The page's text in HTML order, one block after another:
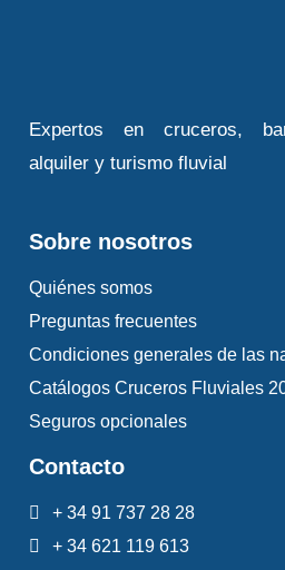
Expertos en cruceros,
alquiler y turismo fluvial
Sobre nosotros
Quiénes somos
Preguntas frecuentes
Condiciones generales de las
Catálogos Cruceros Fluviales
Seguros opcionales
Contacto
+ 34 91 737 28 28
+ 34 621 119 613